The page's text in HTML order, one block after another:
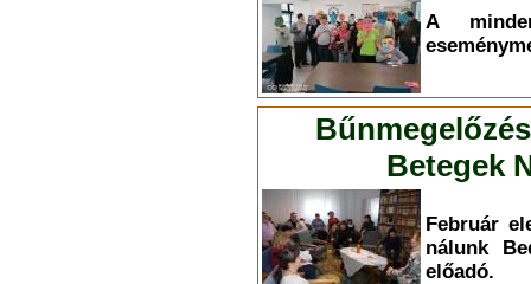
A
Betegek
Február
nálunk
előadó.